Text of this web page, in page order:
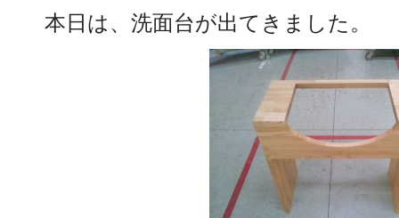
本日は、洗面台が出てきました。